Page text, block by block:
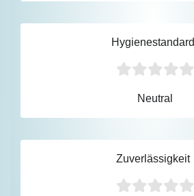
Hygienestandard
Neutral
Zuverlässigkeit